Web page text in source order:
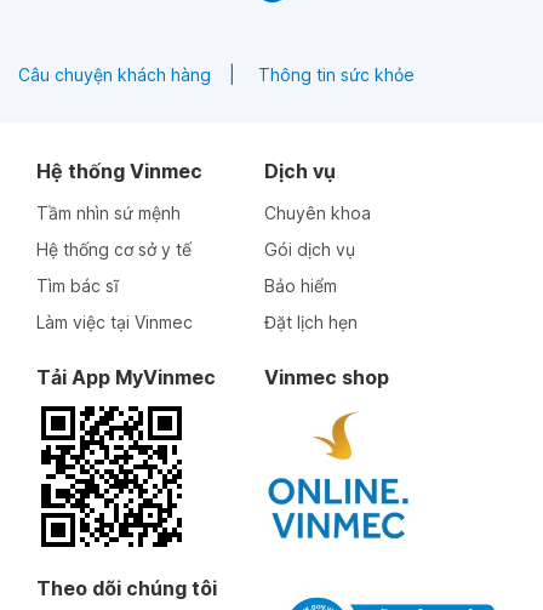
Câu chuyện khách hàng Thông tin sức khỏe
Hệ thống Vinmec
Tầm nhìn sứ mệnh
Hệ thống cơ sở y tế
Tìm bác sĩ
Làm việc tại Vinmec
Dịch vụ
Chuyên khoa
Gói dịch vụ
Bảo hiểm
Đặt lịch hẹn
Tải App MyVinmec Vinmec shop
Theo dõi chúng tôi